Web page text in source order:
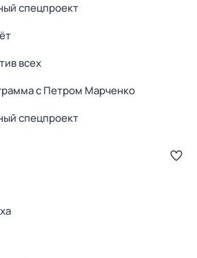
спецпроект
всех
с Петрoм Марченко
спецпроект